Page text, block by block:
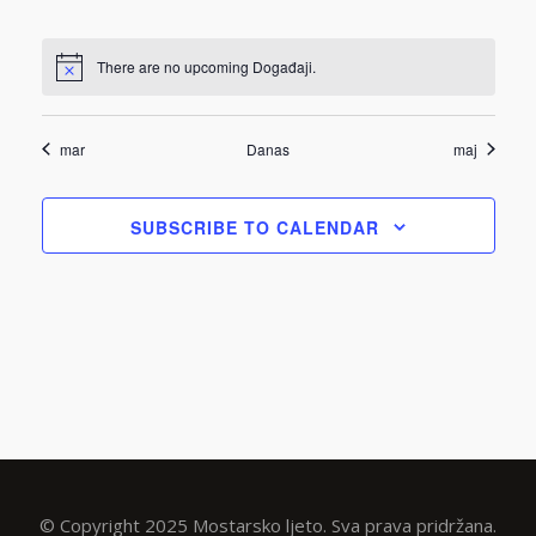
There are no upcoming Događaji.
mar Danas maj
SUBSCRIBE TO CALENDAR
© Copyright 2025 Mostarsko ljeto. Sva prava pridržana.